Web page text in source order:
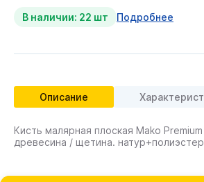
В наличии: 22 шт Подробнее
Описание
Кисть малярная плоская Mako
древесина / щетина.